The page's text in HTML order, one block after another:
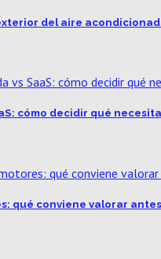
del aire
cómo decidir qué
qué conviene valorar